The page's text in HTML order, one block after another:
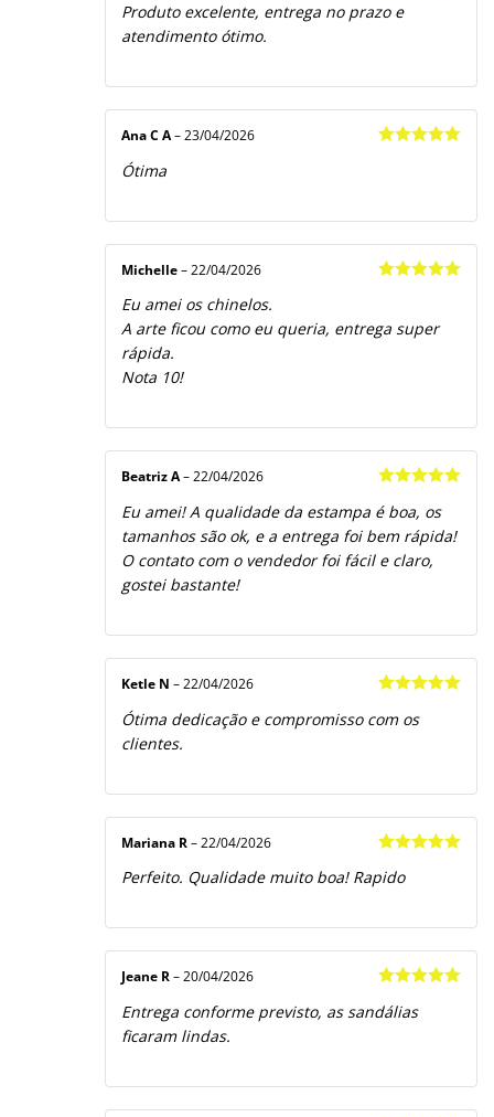
de 5
Produto excelente, entrega no prazo e
atendimento ótimo.
Ana C A– 23/04/2026
Ótima
Michelle – 22/04/2026
Eu amei os chinelos.
A arte ficou como eu queria, entrega super
rápida.
Nota 10!
de 5
Beatriz A– 22/04/2026
Eu amei! A qualidade da estampa é boa, os
tamanhos são ok, e a entrega foi bem rápida!
O contato com o vendedor foi fácil e claro,
gostei bastante!
de 5
Ketle N – 22/04/2026
Ótima dedicação e compromisso com os
clientes.
de 5
Mariana R – 22/04/2026
Perfeito. Qualidade muito boa! Rapido
de 5
Jeane R – 20/04/2026
Entrega conforme previsto, as sandálias
ficaram lindas.